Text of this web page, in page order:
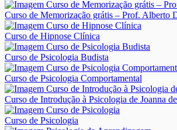
Curso de Memorização grátis – Prof. Alberto
Curso de Hipnose Clínica
Curso de Psicologia Budista
Curso de Psicologia Comportamental
Curso de Introdução à Psicologia de Joanna
Curso de Psicologia